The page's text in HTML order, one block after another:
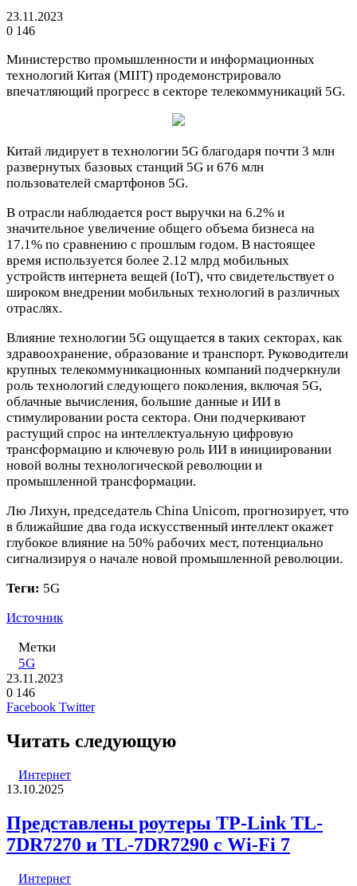
23.11.2023
0 146
Министерство промышленности и информационных
технологий Китая (MIIT) продемонстрировало
впечатляющий прогресс в секторе телекоммуникаций 5G.
Китай лидирует в технологии 5G благодаря почти 3 млн
развернутых базовых станций 5G и 676 млн
пользователей смартфонов 5G.
В отрасли наблюдается рост выручки на 6.2% и
значительное увеличение общего объема бизнеса на
17.1% по сравнению с прошлым годом. В настоящее
время используется более 2.12 млрд мобильных
устройств интернета вещей (IoT), что свидетельствует о
широком внедрении мобильных технологий в различных
отраслях.
Влияние технологии 5G ощущается в таких секторах, как
здравоохранение, образование и транспорт. Руководители
крупных телекоммуникационных компаний подчеркнули
роль технологий следующего поколения, включая 5G,
облачные вычисления, большие данные и ИИ в
стимулировании роста сектора. Они подчеркивают
растущий спрос на интеллектуальную цифровую
трансформацию и ключевую роль ИИ в инициировании
новой волны технологической революции и
промышленной трансформации.
Лю Лихун, председатель China Unicom, прогнозирует, что
в ближайшие два года искусственный интеллект окажет
глубокое влияние на 50% рабочих мест, потенциально
сигнализируя о начале новой промышленной революции.
Теги: 5G
Источник
Метки
5G
23.11.2023
0 146
Facebook TwitterLinkedIn
Pinterest
Вконтакте
Одноклассники
Skype
WhatsApp
Telegram
Viber
Читать следующую
Интернет
13.10.2025
Представлены роутеры TP-Link TL-
7DR7270 и TL-7DR7290 с Wi-Fi 7
Интернет